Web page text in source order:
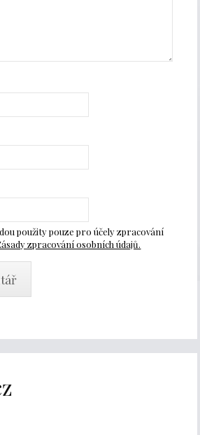
použity pouze pro účely zpracování
zpracování osobních údajů.